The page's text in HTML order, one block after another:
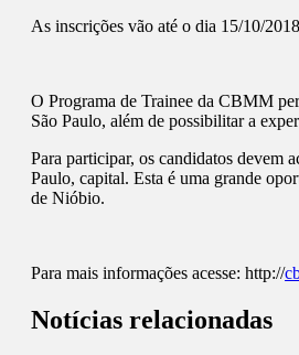
As inscrições vão até o dia 15/10/2018
O Programa de Trainee da CBMM
São Paulo, além de possibilitar a
Para participar, os candidatos devem
Paulo, capital. Esta é uma grande
de Nióbio.
Para mais informações acesse: http://
Notícias relacionadas